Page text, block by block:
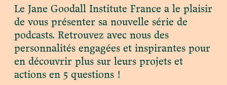
Jane Goodall
Le Jane Goodall Institute France
Notre écosystème
Nos documents
Accueil
Nos actions sur le terrain en France
Nos actions sur le terrain en Afrique
Nos histoires
Les histoires du docteur Jane
Témoignages du terrain
S'engager
Accueil
Le Jane Goodall Institute France a le plaisir
de vous présenter sa nouvelle série de
podcasts. Retrouvez avec nous des
personnalités engagées et inspirantes pour
en découvrir plus sur leurs projets et
actions en 5 questions !